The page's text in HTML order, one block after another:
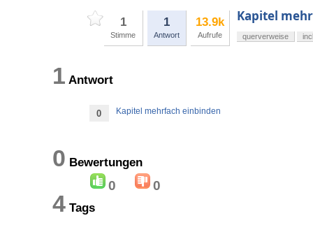
1
Stimme
1
Antwort
13.9k
Aufrufe
Kapitel
querverweise
1 Antwort
0 Kapitel mehrfach einbinden
0 Bewertungen
0 0
4 Tags